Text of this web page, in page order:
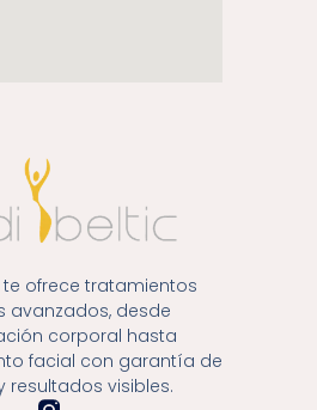
te ofrece tratamientos
avanzados, desde
corporal hasta
facial con garantía de
resultados visibles.